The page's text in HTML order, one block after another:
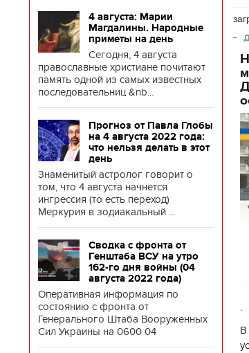
4 августа: Марии
Магдалины. Народные
приметы на день
Сегодня, 4 августа
православные христиане почитают
память одной из самых известных
последовательниц &nb...
Прогноз от Павла Глобы
на 4 августа 2022 года:
что нельзя делать в этот
день
Знаменитый астролог говорит о
том, что 4 августа начнется
ингрессия (то есть переход)
Меркурия в зодиакальный ...
Сводка с фронта от
Генштаба ВСУ на утро
162-го дня войны (04
августа 2022 года)
Оперативная информация по
состоянию с фронта от
Генерального Штаба Вооруженных
Сил Украины на 0600 04
.
В